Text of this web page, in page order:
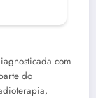
com
do